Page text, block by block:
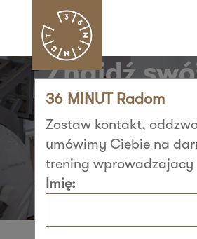
Znajdź
36 MINUT i
36 MINUT Radom
Zostaw kontakt,
umówimy Ciebie na
trening wprowadzajacy
Imię: